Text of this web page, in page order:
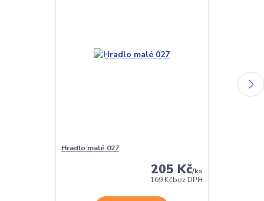
Hradlo malé 027
205 Kč/ks
169 Kčbez DPH